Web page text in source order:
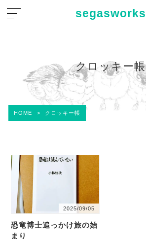
segasworks
クロッキー帳
HOME > クロッキー帳
2025/09/05
恐竜博士追っかけ旅の始
まり